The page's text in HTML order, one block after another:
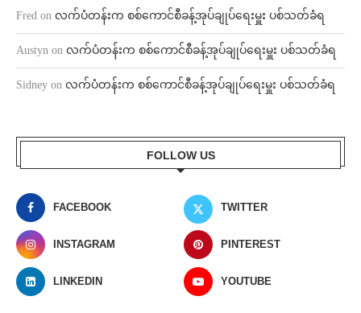
Fred on လက်ပံတန်းက စစ်ကောင်စီခန့်အုပ်ချုပ်ရေးမှူး ပစ်သတ်ခံရ
Austyn on လက်ပံတန်းက စစ်ကောင်စီခန့်အုပ်ချုပ်ရေးမှူး ပစ်သတ်ခံရ
Sidney on လက်ပံတန်းက စစ်ကောင်စီခန့်အုပ်ချုပ်ရေးမှူး ပစ်သတ်ခံရ
FOLLOW US
FACEBOOK TWITTER
INSTAGRAM PINTEREST
LINKEDIN YOUTUBE